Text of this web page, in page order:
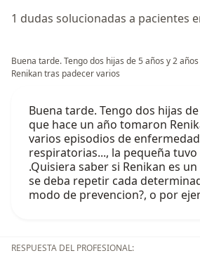
1 dudas solucionadas a pacientes
Buena tarde. Tengo dos hijas de 5 años y 2
Renikan tras padecer varios
Buena tarde. Tengo dos hijas
que hace un año tomaron
varios episodios de
respiratorias..., la pequeña
.Quisiera saber si Renikan es
se deba repetir cada
modo de prevencion?, o por
RESPUESTA DEL PROFESIONAL: